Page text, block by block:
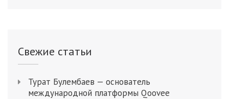
Свежие статьи
Турат Булембаев — основатель
международной платформы Qoovee